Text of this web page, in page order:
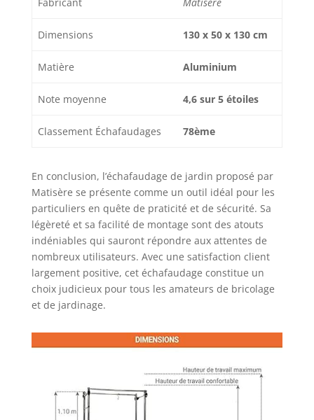
Fabricant Matisère
Dimensions 130 x 50 x 130 cm
Matière Aluminium
Note moyenne 4,6 sur 5 étoiles
Classement Échafaudages 78ème
En conclusion, l’échafaudage de jardin proposé par
Matisère se présente comme un outil idéal pour les
particuliers en quête de praticité et de sécurité. Sa
légèreté et sa facilité de montage sont des atouts
indéniables qui sauront répondre aux attentes de
nombreux utilisateurs. Avec une satisfaction client
largement positive, cet échafaudage constitue un
choix judicieux pour tous les amateurs de bricolage
et de jardinage.